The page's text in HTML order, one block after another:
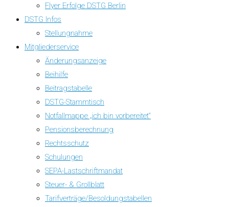
Flyer Erfolge DSTG Berlin
DSTG Infos
Stellungnahme
Mitgliederservice
Änderungsanzeige
Beihilfe
Beitragstabelle
DSTG-Stammtisch
Notfallmappe „ich bin vorbereitet“
Pensionsberechnung
Rechtsschutz
Schulungen
SEPA-Lastschriftmandat
Steuer- & Grollblatt
Tarifverträge/Besoldungstabellen